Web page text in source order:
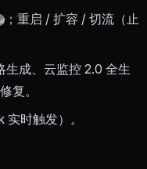
；重启 / 扩容 / 切流（止
生成、云监控 2.0 全生
复。
时触发）。